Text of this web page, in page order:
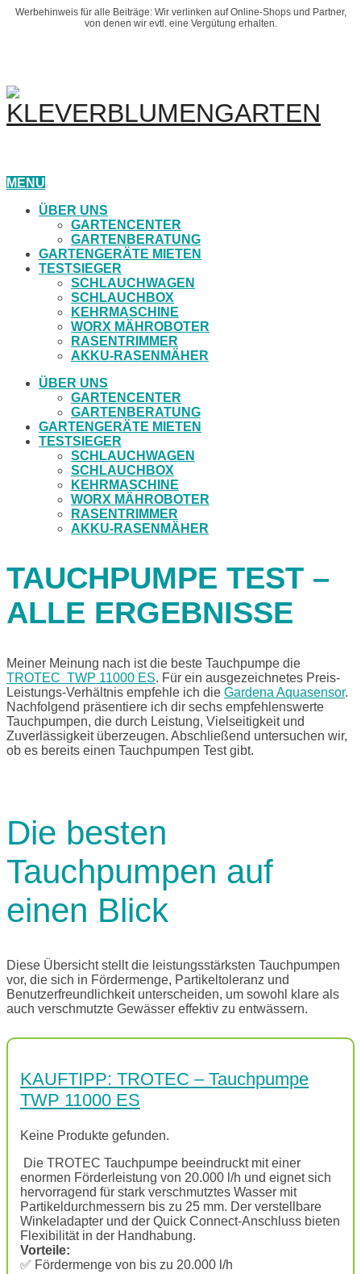
Werbehinweis für alle Beiträge: Wir verlinken auf Online-Shops und Partner,
von denen wir evtl. eine Vergütung erhalten.
MENU
ÜBER UNS
GARTENCENTER
GARTENBERATUNG
GARTENGERÄTE MIETEN
TESTSIEGER
SCHLAUCHWAGEN
SCHLAUCHBOX
KEHRMASCHINE
WORX MÄHROBOTER
RASENTRIMMER
AKKU-RASENMÄHER
ÜBER UNS
GARTENCENTER
GARTENBERATUNG
GARTENGERÄTE MIETEN
TESTSIEGER
SCHLAUCHWAGEN
SCHLAUCHBOX
KEHRMASCHINE
WORX MÄHROBOTER
RASENTRIMMER
AKKU-RASENMÄHER
TAUCHPUMPE TEST –
ALLE ERGEBNISSE
Meiner Meinung nach ist die beste Tauchpumpe die
TROTEC TWP 11000 ES. Für ein ausgezeichnetes Preis-
Leistungs-Verhältnis empfehle ich die Gardena Aquasensor.
Nachfolgend präsentiere ich dir sechs empfehlenswerte
Tauchpumpen, die durch Leistung, Vielseitigkeit und
Zuverlässigkeit überzeugen. Abschließend untersuchen wir,
ob es bereits einen Tauchpumpen Test gibt.
Die besten
Tauchpumpen auf
einen Blick
Diese Übersicht stellt die leistungsstärksten Tauchpumpen
vor, die sich in Fördermenge, Partikeltoleranz und
Benutzerfreundlichkeit unterscheiden, um sowohl klare als
auch verschmutzte Gewässer effektiv zu entwässern.
KAUFTIPP: TROTEC – Tauchpumpe
TWP 11000 ES
Keine Produkte gefunden.
Die TROTEC Tauchpumpe beeindruckt mit einer
enormen Förderleistung von 20.000 l/h und eignet sich
hervorragend für stark verschmutztes Wasser mit
Partikeldurchmessern bis zu 25 mm. Der verstellbare
Winkeladapter und der Quick Connect-Anschluss bieten
Flexibilität in der Handhabung.
Vorteile:
✅ Fördermenge von bis zu 20.000 l/h